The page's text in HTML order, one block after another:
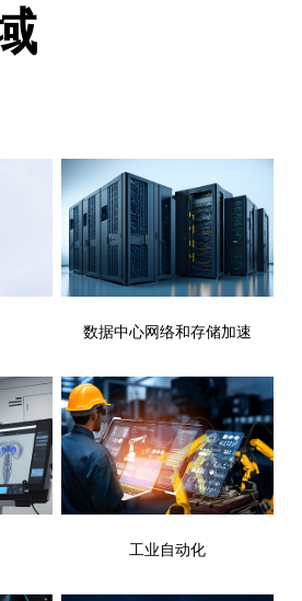
数据中心网络和存储加速
工业自动化